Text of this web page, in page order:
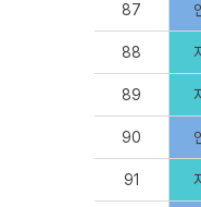
87
88
89
90
91